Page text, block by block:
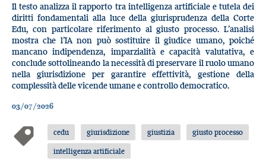
Il testo analizza il rapporto tra intelligenza artificiale e tutela dei
diritti fondamentali alla luce della giurisprudenza della Corte
Edu, con particolare riferimento al giusto processo. L’analisi
mostra che l’IA non può sostituire il giudice umano, poiché
mancano indipendenza, imparzialità e capacità valutativa, e
conclude sottolineando la necessità di preservare il ruolo umano
nella giurisdizione per garantire effettività, gestione della
complessità delle vicende umane e controllo democratico.
03/07/2026
cedu giurisdizione giustizia
giusto processo
intelligenza artificiale